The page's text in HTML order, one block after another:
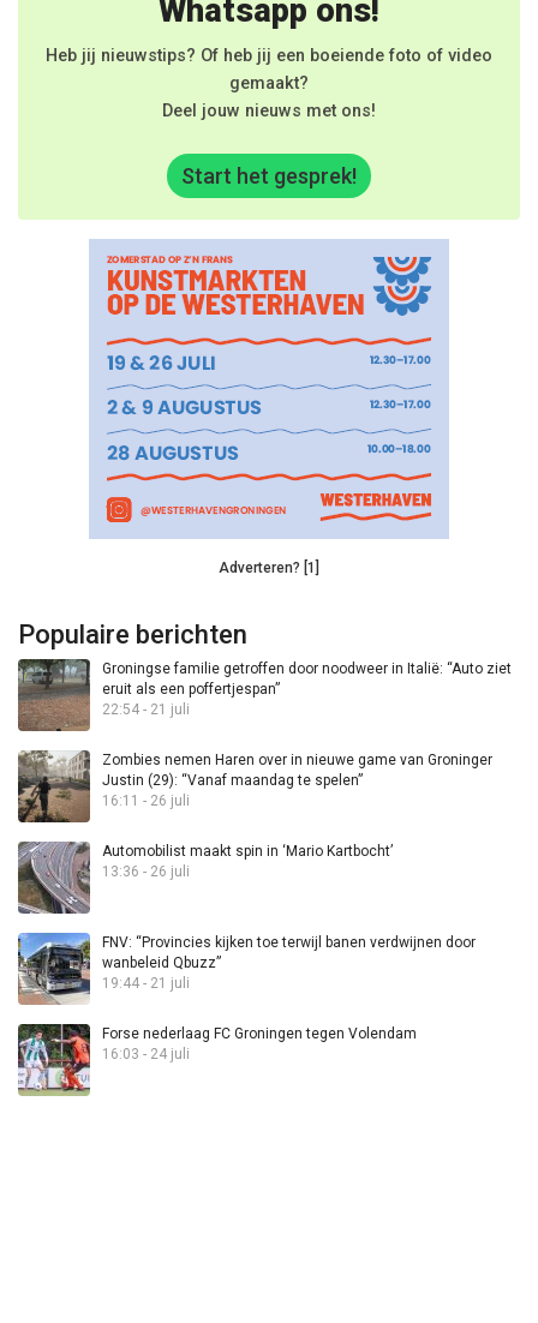
Whatsapp ons!
Heb jij nieuwstips? Of heb jij een boeiende foto of video
gemaakt?
Deel jouw nieuws met ons!
Start het gesprek!
Adverteren? [1]
Populaire berichten
Groningse familie getroffen door noodweer in Italië: “Auto ziet
eruit als een poffertjespan”
22:54 - 21 juli
Zombies nemen Haren over in nieuwe game van Groninger
Justin (29): “Vanaf maandag te spelen”
16:11 - 26 juli
Automobilist maakt spin in ‘Mario Kartbocht’
13:36 - 26 juli
FNV: “Provincies kijken toe terwijl banen verdwijnen door
wanbeleid Qbuzz”
19:44 - 21 juli
Forse nederlaag FC Groningen tegen Volendam
16:03 - 24 juli